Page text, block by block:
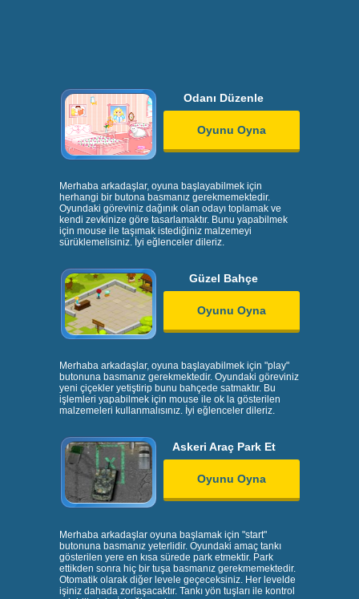
Odanı Düzenle
Oyunu Oyna
Merhaba arkadaşlar, oyuna başlayabilmek için
herhangi bir butona basmanız gerekmemektedir.
Oyundaki göreviniz dağınık olan odayı toplamak ve
kendi zevkinize göre tasarlamaktır. Bunu yapabilmek
için mouse ile taşımak istediğiniz malzemeyi
sürüklemelisiniz. İyi eğlenceler dileriz.
Güzel Bahçe
Oyunu Oyna
Merhaba arkadaşlar, oyuna başlayabilmek için "play"
butonuna basmanız gerekmektedir. Oyundaki göreviniz
yeni çiçekler yetiştirip bunu bahçede satmaktır. Bu
işlemleri yapabilmek için mouse ile ok la gösterilen
malzemeleri kullanmalısınız. İyi eğlenceler dileriz.
Askeri Araç Park Et
Oyunu Oyna
Merhaba arkadaşlar oyuna başlamak için "start"
butonuna basmanız yeterlidir. Oyundaki amaç tankı
gösterilen yere en kısa sürede park etmektir. Park
ettikden sonra hiç bir tuşa basmanız gerekmemektedir.
Otomatik olarak diğer levele geçeceksiniz. Her levelde
işiniz dahada zorlaşacaktır. Tankı yön tuşları ile kontrol